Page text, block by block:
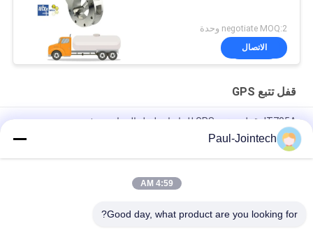
negotiate MOQ:2 وحدة
الاتصال
قفل تتبع GPS
JT705A قفل تعقب GPS للحاويات لنقل البضائع مع فتح عن بعد
بعد
جوينتك JT709A حاوية GPS تعقب القفل المقفل ضد الماء شاحنة فان
Paul-Jointech
4:59 AM
Good day, what product are you looking for?